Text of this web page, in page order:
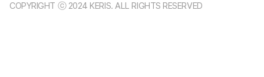
COPYRIGHT ⓒ 2024 KERIS. ALL RIGHTS RESERVED